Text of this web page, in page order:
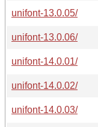
unifont-13.0.05/
unifont-13.0.06/
unifont-14.0.01/
unifont-14.0.02/
unifont-14.0.03/